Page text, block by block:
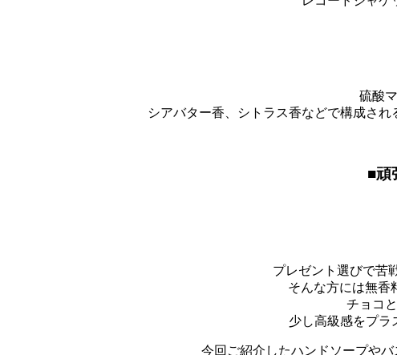
硫酸
シアバター香、シトラス香などで構成さ
■頑
プレゼント選びで苦
そんな方には無香
チョコ
少し高級感をプラ
今回ご紹介したハンドソープや